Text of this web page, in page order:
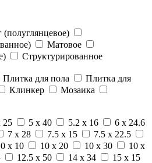
(полуглянцевое)
Матовое
Структурированное
Плитка для пола
Плитка для
Клинкер
Мозаика
25 5 x 40 5.2 x 16
6 x 24.6
7 x 28 7.5 x 15
7.5 x 22.5
x 10 10 x 20 10 x 30
10 x
12.5 x 50 14 x 34
15 x 15